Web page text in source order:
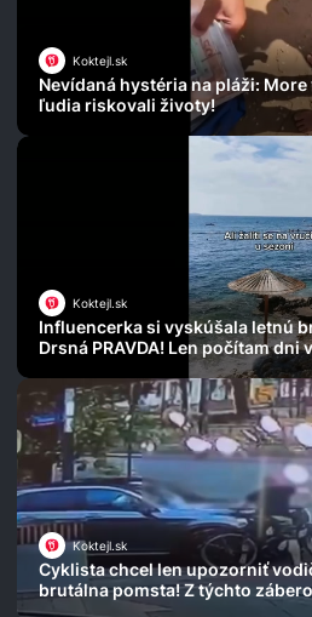
Koktejl.sk
Nevídaná hystéria na pláži:
ľudia riskovali životy!
Koktejl.sk
Influencerka si vyskúšala letnú
Drsná PRAVDA! Len počítam dni
Koktejl.sk
Cyklista chcel len upozorniť
brutálna pomsta! Z týchto